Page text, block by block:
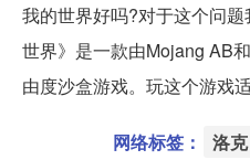
我的世界好吗?对于这个问
世界》是一款由Mojang AB
由度沙盒游戏。玩这个游戏
网络标签： 洛克